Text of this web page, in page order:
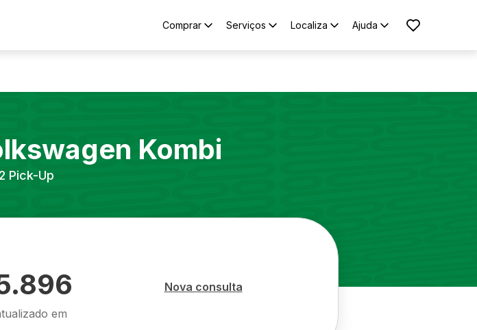
Comprar Serviços Localiza Ajuda
Kombi
Pick-Up
em
Nova consulta